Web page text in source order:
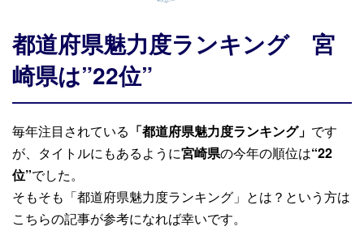
都道府県魅力度ランキング 宮
崎県は”22位”
毎年注目されている 「都道府県魅力度ランキング」 です
が、タイトルにもあるように宮崎県の今年の順位は“22
位”でした。
そもそも「都道府県魅力度ランキング」とは？という方は
こちらの記事が参考になれば幸いです。